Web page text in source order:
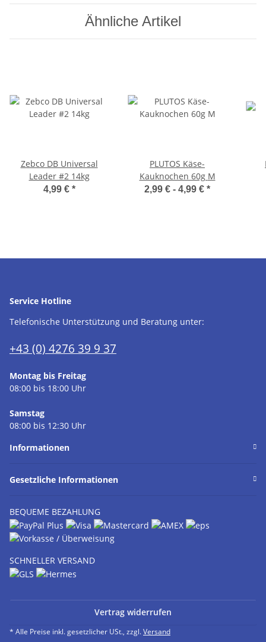
Ähnliche Artikel
Zebco DB Universal
Leader #2 14kg
4,99 € *
PLUTOS Käse-
Kauknochen 60g M
2,99 € - 4,99 € *
Service Hotline
Telefonische Unterstützung und Beratung unter:
+43 (0) 4276 39 9 37
Montag bis Freitag
08:00 bis 18:00 Uhr
Samstag
08:00 bis 12:30 Uhr
Informationen
Gesetzliche Informationen
BEQUEME BEZAHLUNG
SCHNELLER VERSAND
Vertrag widerrufen
* Alle Preise inkl. gesetzlicher USt., zzgl.Versand